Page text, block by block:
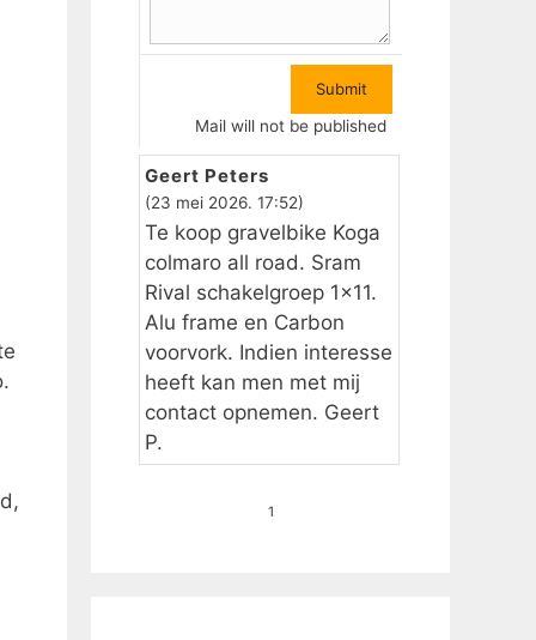
Mail will not be published
Geert Peters
(23 mei 2026. 17:52)
Te koop gravelbike Koga
colmaro all road. Sram
Rival schakelgroep 1×11.
Alu frame en Carbon
voorvork. Indien interesse
heeft kan men met mij
contact opnemen. Geert
P.
1